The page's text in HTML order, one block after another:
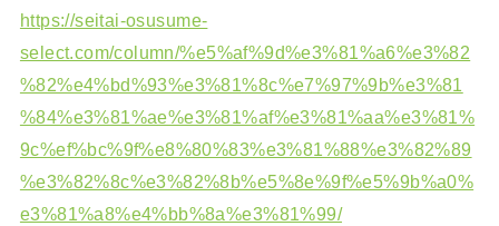
https://seitai-osusume-
select.com/column/%e5%af%9d%e3%81%a6%e3%82
%82%e4%bd%93%e3%81%8c%e7%97%9b%e3%81
%84%e3%81%ae%e3%81%af%e3%81%aa%e3%81%
9c%ef%bc%9f%e8%80%83%e3%81%88%e3%82%89
%e3%82%8c%e3%82%8b%e5%8e%9f%e5%9b%a0%
e3%81%a8%e4%bb%8a%e3%81%99/